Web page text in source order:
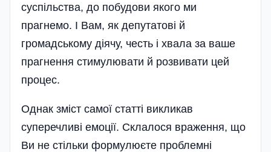
суспільства, до побудови якого ми
прагнемо. І Вам, як депутатові й
громадському діячу, честь і хвала за ваше
прагнення стимулювати й розвивати цей
процес.
Однак зміст самої статті викликав
суперечливі емоції. Склалося враження, що
Ви не стільки формулюєте проблемні